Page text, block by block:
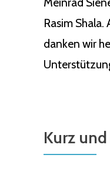
Rasim Shala.
danken wir
Kurz